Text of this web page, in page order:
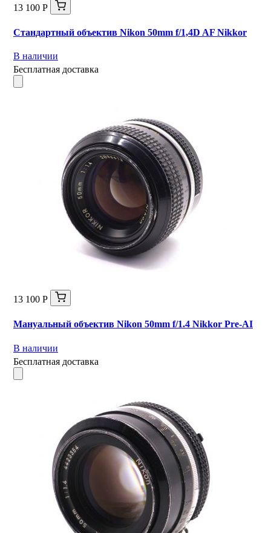
13 100 Р
Стандартный объектив Nikon 50mm f/1,4D AF Nikkor
В наличии
Бесплатная доставка
13 100 Р
Мануальный объектив Nikon 50mm f/1.4 Nikkor Pre-AI
В наличии
Бесплатная доставка